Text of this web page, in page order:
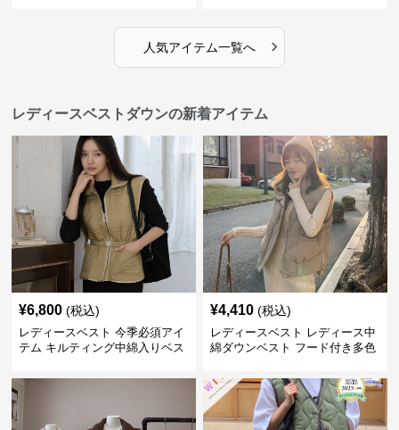
人気アイテム一覧へ ›
レディースベストダウンの新着アイテム
¥6,800 (税込)
レディースベスト 今季必須アイ
テム キルティング中綿入りベス
¥4,410 (税込)
レディースベスト レディース中
綿ダウンベスト フード付き多色